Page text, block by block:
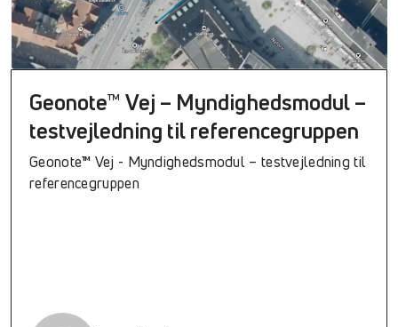
Geonote™ Vej – Myndighedsmodul –
testvejledning til referencegruppen
Geonote™ Vej - Myndighedsmodul – testvejledning til
referencegruppen